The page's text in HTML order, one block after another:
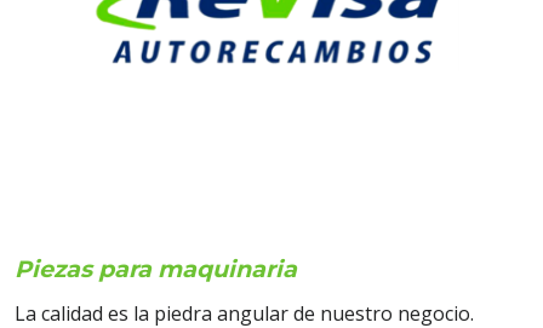
Piezas para maquinaria
La calidad es la piedra angular de nuestro negocio.